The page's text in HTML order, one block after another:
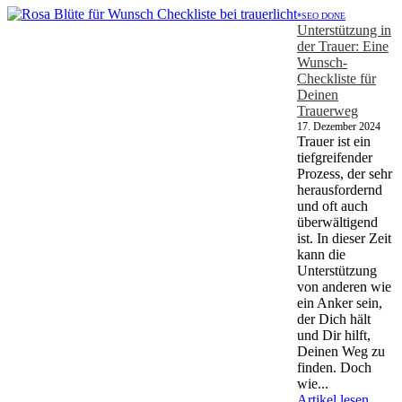
*SEO DONE
Unterstützung in
der Trauer: Eine
Wunsch-
Checkliste für
Deinen
Trauerweg
17. Dezember 2024
Trauer ist ein
tiefgreifender
Prozess, der sehr
herausfordernd
und oft auch
überwältigend
ist. In dieser Zeit
kann die
Unterstützung
von anderen wie
ein Anker sein,
der Dich hält
und Dir hilft,
Deinen Weg zu
finden. Doch
wie...